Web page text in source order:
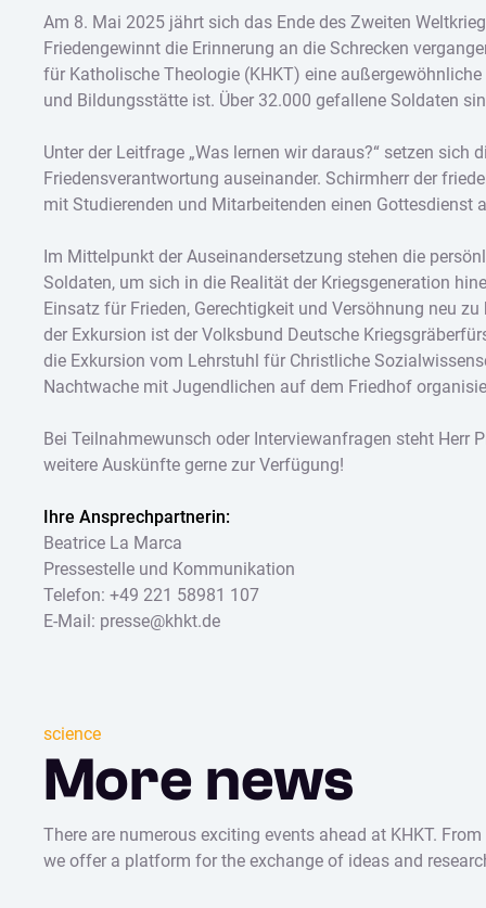
Am 8. Mai 2025 jährt sich das Ende des Zweiten
Friedengewinnt die Erinnerung an die Schrecken
für Katholische Theologie (KHKT) eine
und Bildungsstätte ist. Über 32.000 gefallene Soldaten
Unter der Leitfrage „Was lernen wir daraus?“ setzen
Friedensverantwortung auseinander. Schirmherr der
mit Studierenden und Mitarbeitenden einen Gottesdienst
Im Mittelpunkt der Auseinandersetzung stehen die
Soldaten, um sich in die Realität der Kriegsgeneration
Einsatz für Frieden, Gerechtigkeit und Versöhnung neu
der Exkursion ist der Volksbund Deutsche
die Exkursion vom Lehrstuhl für Christliche
Nachtwache mit Jugendlichen auf dem Friedhof
Bei Teilnahmewunsch oder Interviewanfragen steht Herr
weitere Auskünfte gerne zur Verfügung!
Ihre Ansprechpartnerin:
Beatrice La Marca
Pressestelle und Kommunikation
Telefon: +49 221 58981 107
E-Mail: presse@khkt.de
science
More news
There are numerous exciting events ahead at KHKT.
we offer a platform for the exchange of ideas and